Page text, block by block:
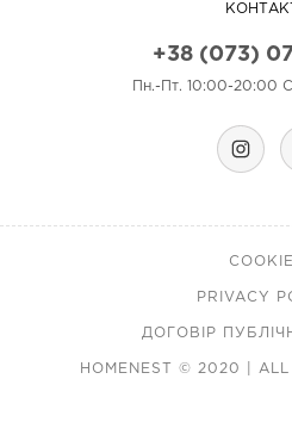
+38 (073)
Пн.-Пт. 10:00-20:00
PRIVACY
ДОГОВІР
HOMENEST © 2020 | ALL